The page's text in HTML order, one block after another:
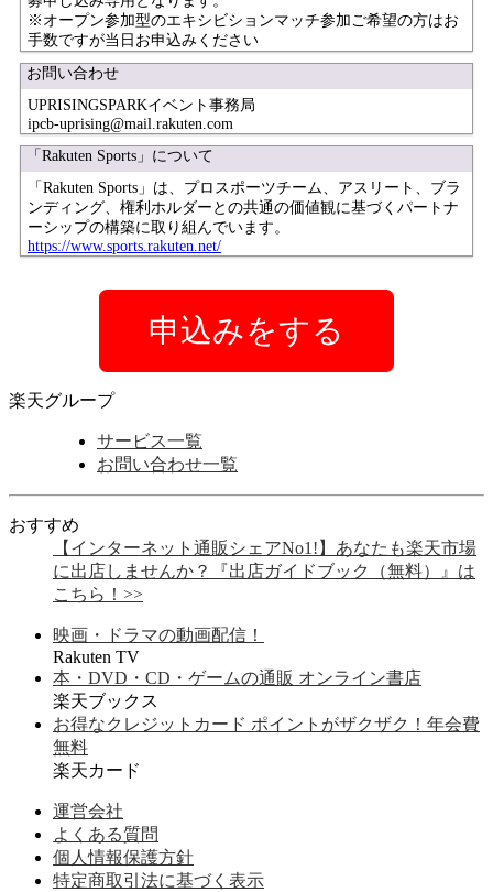
※オープン参加型のエキシビションマッチ参加ご希望の方はお
手数ですが当日お申込みください
お問い合わせ
UPRISINGSPARKイベント事務局
ipcb-uprising@mail.rakuten.com
「Rakuten Sports」について
「Rakuten Sports」は、プロスポーツチーム、アスリート、ブラ
ンディング、権利ホルダーとの共通の価値観に基づくパートナ
ーシップの構築に取り組んでいます。
https://www.sports.rakuten.net/
申込みをする
楽天グループ
サービス一覧
お問い合わせ一覧
おすすめ
【インターネット通販シェアNo1!】あなたも楽天市場
に出店しませんか？『出店ガイドブック（無料）』は
こちら！>>
映画・ドラマの動画配信！
Rakuten TV
本・DVD・CD・ゲームの通販 オンライン書店
楽天ブックス
お得なクレジットカード ポイントがザクザク！年会費
無料
楽天カード
運営会社
よくある質問
個人情報保護方針
特定商取引法に基づく表示